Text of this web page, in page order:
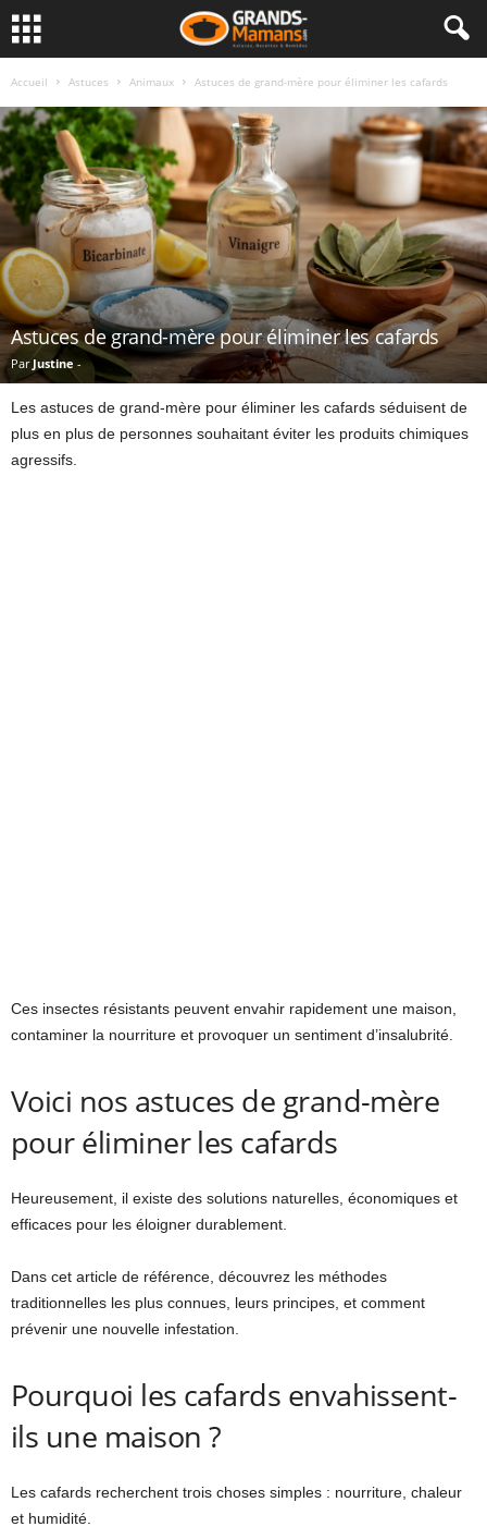
Accueil Astuces Animaux Astuces de grand-mère pour éliminer les cafards
Astuces de grand-mère pour éliminer les cafards
Par Justine -
Les astuces de grand-mère pour éliminer les cafards séduisent de
plus en plus de personnes souhaitant éviter les produits chimiques
agressifs.
Ces insectes résistants peuvent envahir rapidement une maison,
contaminer la nourriture et provoquer un sentiment d’insalubrité.
Voici nos astuces de grand-mère
pour éliminer les cafards
Heureusement, il existe des solutions naturelles, économiques et
efficaces pour les éloigner durablement.
Dans cet article de référence, découvrez les méthodes
traditionnelles les plus connues, leurs principes, et comment
prévenir une nouvelle infestation.
Pourquoi les cafards envahissent-
ils une maison ?
Les cafards recherchent trois choses simples : nourriture, chaleur
et humidité.